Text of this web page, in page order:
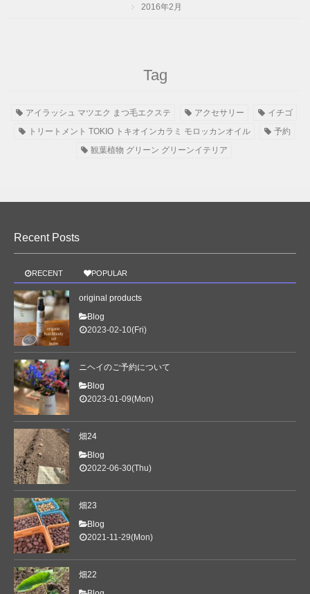
2016年2月
Tag
アイラッシュ マツエク まつ毛エクステ アクセサリー
イチゴ
トリートメント TOKIO トキオインカラミ モロッカンオイル
予約
観葉植物 グリーン グリーンイテリア
CONCEPT
PRICE
RELAXATION
PRODUCT
ACCESS
Recent Posts
RECENT POPULAR
original products
Blog
2023-02-10(Fri)
ニヘイのご予約について
Blog
2023-01-09(Mon)
畑24
Blog
2022-06-30(Thu)
畑23
Blog
2021-11-29(Mon)
畑22